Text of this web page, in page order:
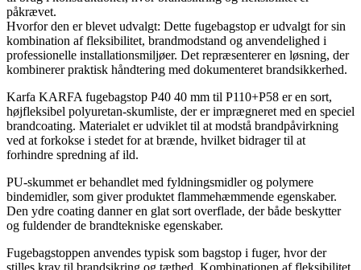
påkrævet.
Hvorfor den er blevet udvalgt: Dette fugebagstop er udvalgt for sin
kombination af fleksibilitet, brandmodstand og anvendelighed i
professionelle installationsmiljøer. Det repræsenterer en løsning, der
kombinerer praktisk håndtering med dokumenteret brandsikkerhed.
Karfa KARFA fugebagstop P40 40 mm til P110+P58 er en sort,
højfleksibel polyuretan-skumliste, der er imprægneret med en speciel
brandcoating. Materialet er udviklet til at modstå brandpåvirkning
ved at forkokse i stedet for at brænde, hvilket bidrager til at
forhindre spredning af ild.
PU-skummet er behandlet med fyldningsmidler og polymere
bindemidler, som giver produktet flammehæmmende egenskaber.
Den ydre coating danner en glat sort overflade, der både beskytter
og fuldender de brandtekniske egenskaber.
Fugebagstoppen anvendes typisk som bagstop i fuger, hvor der
stilles krav til brandsikring og tæthed. Kombinationen af fleksibilitet